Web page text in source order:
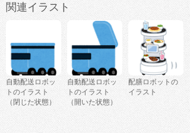
関連イラスト
自動配送ロボッ
トのイラスト
（閉じた状態）
自動配送ロボッ
トのイラスト
（開いた状態）
配膳ロボットの
イラスト